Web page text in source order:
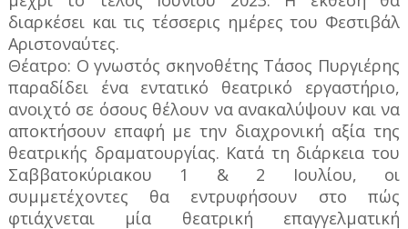
διαρκέσει και τις τέσσερις ημέρες του Φεστιβάλ
Αριστοναύτες.
Θέατρο: Ο γνωστός σκηνοθέτης Τάσος Πυργιέρης
παραδίδει ένα εντατικό θεατρικό εργαστήριο,
ανοιχτό σε όσους θέλουν να ανακαλύψουν και να
αποκτήσουν επαφή με την διαχρονική αξία της
θεατρικής δραματουργίας. Κατά τη διάρκεια του
Σαββατοκύριακου 1 & 2 Ιουλίου, οι
συμμετέχοντες θα εντρυφήσουν στο πώς
φτιάχνεται μία θεατρική επαγγελματική